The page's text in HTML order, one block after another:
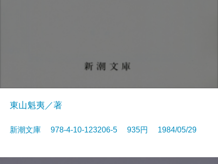
東山魁夷／著
新潮文庫 978-4-10-123206-5 935円 1984/05/29